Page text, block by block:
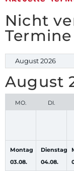
Nicht
August
MO. DI.
Montag
03.08.
Dienstag
04.08.